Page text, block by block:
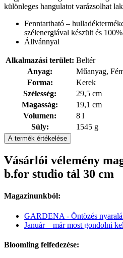
különleges hangulatot varázsolhat
Fenntartható –
szélenergiával készült és
Állvánnyal
Alkalmazási terület: Beltér
Anyag:
Műanyag,
Forma:
Kerek
Szélesség:
29,5 cm
Magasság:
19,1 cm
Volumen:
8 l
Súly:
1545 g
A termék értékelése
Vásárlói vélemény
b.for studio tál 30 cm
Magazinunkból:
GARDENA - Öntözés
Január – már most gondolni
Bloomling felfedezése: